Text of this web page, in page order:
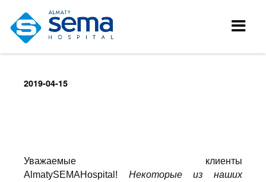
2019-04-15
Уважаемые клиенты
AlmatySEMAHospital! Некоторые из наших